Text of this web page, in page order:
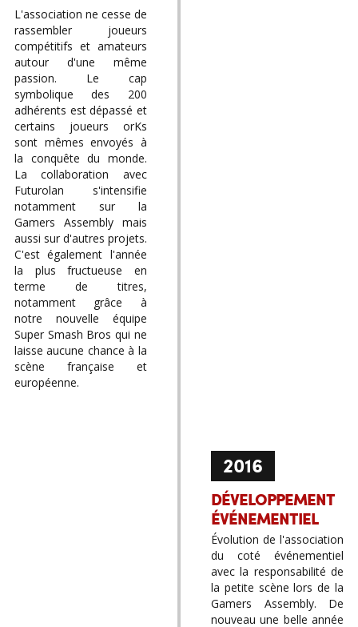
L'association ne cesse de
rassembler joueurs
compétitifs et amateurs
autour d'une même
passion. Le cap
symbolique des 200
adhérents est dépassé et
certains joueurs orKs
sont mêmes envoyés à
la conquête du monde.
La collaboration avec
Futurolan s'intensifie
notamment sur la
Gamers Assembly mais
aussi sur d'autres projets.
C'est également l'année
la plus fructueuse en
terme de titres,
notamment grâce à
notre nouvelle équipe
Super Smash Bros qui ne
laisse aucune chance à la
scène française et
européenne.
2016
DÉVELOPPEMENT
ÉVÉNEMENTIEL
Évolution de l'association
du coté événementiel
avec la responsabilité de
la petite scène lors de la
Gamers Assembly. De
nouveau une belle année